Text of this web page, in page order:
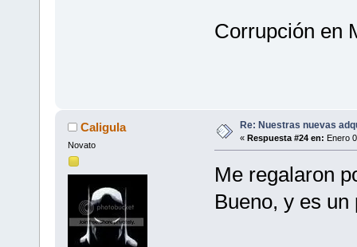
Corrupción en
Caligula
Novato
Re: Nuestras nuevas
« Respuesta #24 en: Enero
Me regalaron
Bueno, y es un